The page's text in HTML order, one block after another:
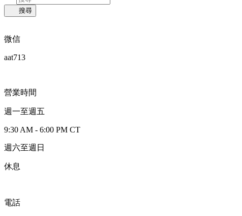
搜尋
微信
aat713
營業時間
週一至週五
9:30 AM - 6:00 PM CT
週六至週日
休息
電話